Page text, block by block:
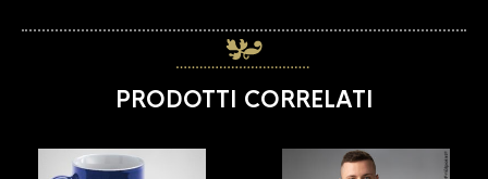
PRODOTTI CORRELATI